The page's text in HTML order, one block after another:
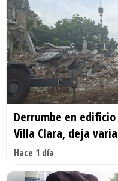
Derrumbe en
Villa Clara, deja
Hace 1 día